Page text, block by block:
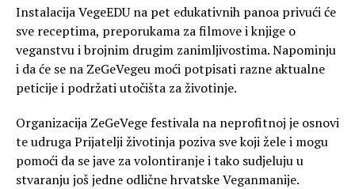
Instalacija VegeEDU na pet edukativnih panoa privući će
sve receptima, preporukama za filmove i knjige o
veganstvu i brojnim drugim zanimljivostima. Napominju
i da će se na ZeGeVegeu moći potpisati razne aktualne
peticije i podržati utočišta za životinje.
Organizacija ZeGeVege festivala na neprofitnoj je osnovi
te udruga Prijatelji životinja poziva sve koji žele i mogu
pomoći da se jave za volontiranje i tako sudjeluju u
stvaranju još jedne odlične hrvatske Veganmanije.